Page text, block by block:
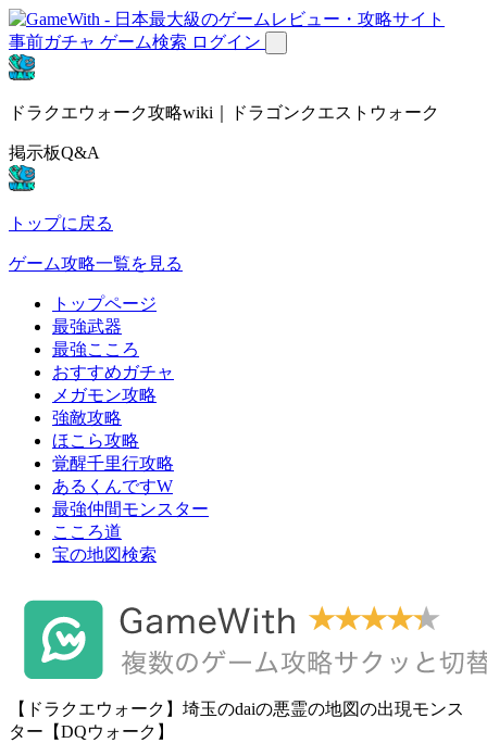
事前ガチャ ゲーム検索 ログイン
ドラクエウォーク攻略wiki｜ドラゴンクエストウォーク
掲示板Q&A
トップに戻る
ゲーム攻略一覧を見る
トップページ
最強武器
最強こころ
おすすめガチャ
メガモン攻略
強敵攻略
ほこら攻略
覚醒千里行攻略
あるくんですW
最強仲間モンスター
こころ道
宝の地図検索
【ドラクエウォーク】埼玉のdaiの悪霊の地図の出現モンス
ター【DQウォーク】